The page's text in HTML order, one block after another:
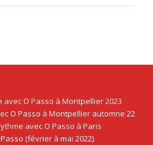
O Passo à Montpellier 2023
O Passo à Montpellier automne 22
avec O Passo à Paris
(février à mai 2022)